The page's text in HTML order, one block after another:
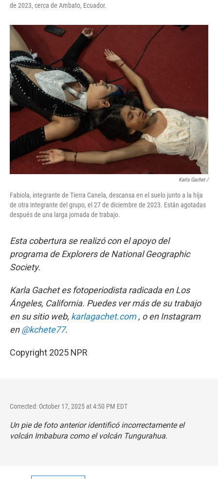
de 2023, cerca de Ambato, Ecuador.
Karla Gachet/
Fabiola, integrante de Tierra Canela, descansa en el suelo junto a la hija
de otra integrante del grupo, el 27 de diciembre de 2023. Están agotadas
después de una larga jornada de trabajo.
Esta cobertura se realizó con el apoyo del
programa de Explorers de National Geographic
Society.
Karla Gachet es fotoperiodista radicada en Los
Ángeles, California. Puedes ver más de su trabajo
en su sitio web, karlagachet.com, o en Instagram
en@kchete77.
Copyright 2025 NPR
Corrected: October 17, 2025 at 4:50 PM EDT
Un pie de foto anterior identificó incorrectamente el
volcán Imbabura como el volcán Tungurahua.